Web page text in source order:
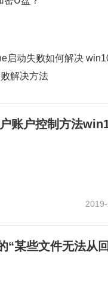
启动失败如何解决
解决方法